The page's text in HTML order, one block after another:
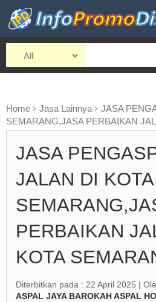
Home Jasa Lainnya
JASA
SEMARANG,JASA PERBAIKAN
JASA
JALAN DI KOTA
PERBAIKAN
KOTA
Diterbitkan pada : 22 April 2025 |
ASPAL JAYA BAROKAH ASPAL